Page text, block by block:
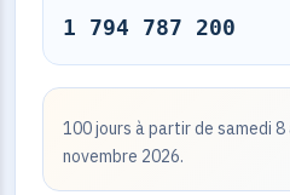
1 794 787 200
100 jours à partir de samedi
novembre 2026.